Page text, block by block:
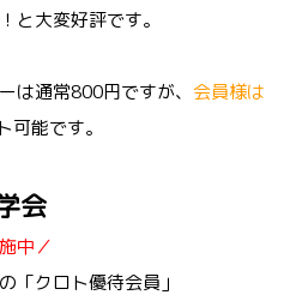
と大変好評です。
は通常800円ですが、 会員様は
可能です。
会
中／
「クロト優待会員」